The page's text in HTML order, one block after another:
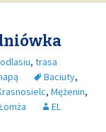
, trasa
Baciuty,
, Mężenin,
EL